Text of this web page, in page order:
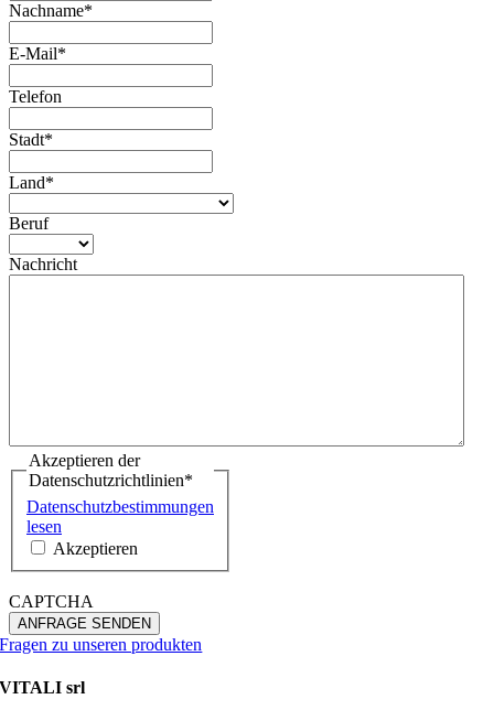
Nachname*
E-Mail*
Telefon
Stadt*
Land*
Beruf
Nachricht
Akzeptieren der
Datenschutzrichtlinien*
Datenschutzbestimmungen
lesen
Akzeptieren
CAPTCHA
Fragen zu unseren produkten
VITALI srl